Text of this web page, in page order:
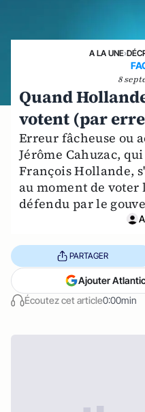
A LA UNE›
8
Quand
votent (par
Erreur fâcheuse ou
Jérôme Cahuzac,
François Hollande,
au moment de
défendu par le
Écoutez cet article0:00min
PARTAGER
Ajouter